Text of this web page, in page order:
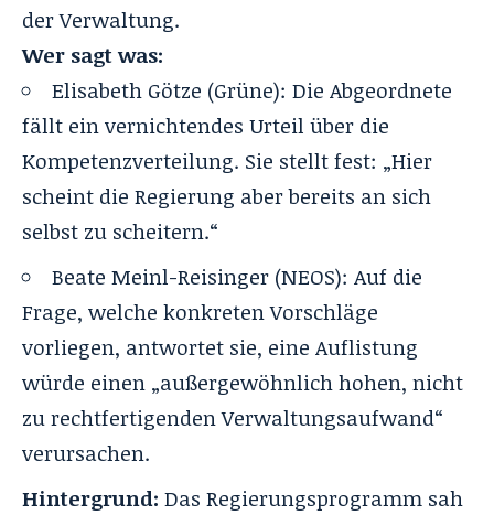
der Verwaltung.
Wer sagt was:
Elisabeth Götze (Grüne): Die Abgeordnete
fällt ein vernichtendes Urteil über die
Kompetenzverteilung. Sie stellt fest: „Hier
scheint die Regierung aber bereits an sich
selbst zu scheitern.“
Beate Meinl-Reisinger (NEOS): Auf die
Frage, welche konkreten Vorschläge
vorliegen, antwortet sie, eine Auflistung
würde einen „außergewöhnlich hohen, nicht
zu rechtfertigenden Verwaltungsaufwand“
verursachen.
Hintergrund: Das Regierungsprogramm sah